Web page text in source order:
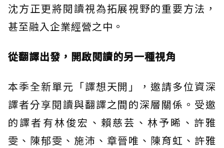
沈方正更將閱讀視為拓展視野的重要方法，
甚至融入企業經營之中。
從翻譯出發，開啟閱讀的另一種視角
本季全新單元「譯想天開」，邀請多位資深
譯者分享閱讀與翻譯之間的深層關係。受邀
的譯者有林俊宏、賴慈芸、林予晞、許雅
雯、陳郁雯、施沛、章晉唯、陳育虹、許雅